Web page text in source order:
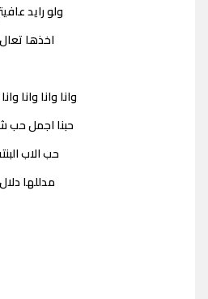
ولو رايد
اخذها تعال
وانا وانا وانا
حبنا اجمل حب
حب الاب
مدللها دلال